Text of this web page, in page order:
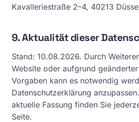
Kavalleriestraße 2–4, 40213
9. Aktualität dieser
Stand: 10.08.2026. Durch
Website oder aufgrund
Vorgaben kann es notwendig
Datenschutzerklärung
aktuelle Fassung finden Sie
Seite.